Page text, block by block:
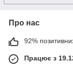
Про нас
92%
Працює з